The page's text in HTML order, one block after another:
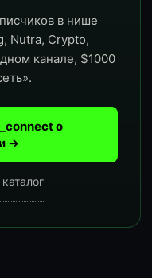
в нише
Nutra, Crypto,
канале, $1000
о
→